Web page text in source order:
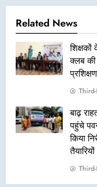
Related News
क्लब की
बाढ़
पहुंचे
किया